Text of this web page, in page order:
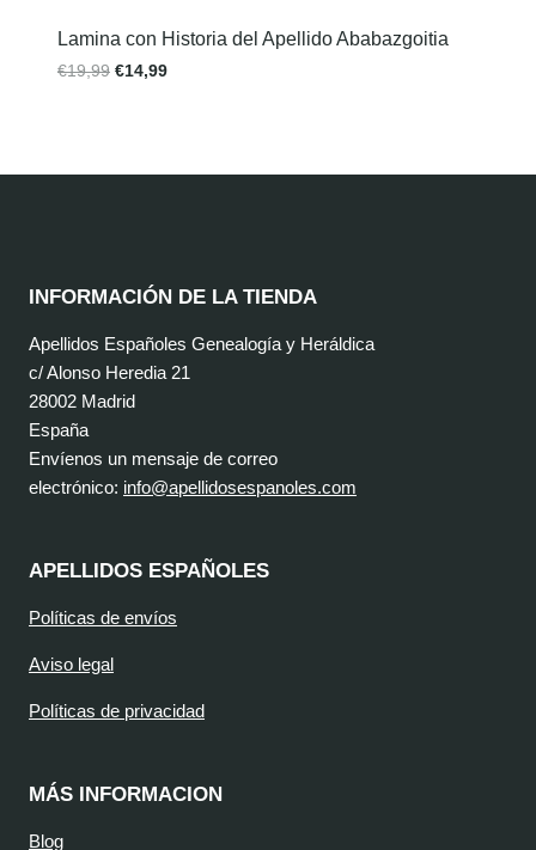
Lamina con Historia del Apellido Ababazgoitia
€19,99 €14,99
INFORMACIÓN DE LA TIENDA
Apellidos Españoles Genealogía y Heráldica
c/ Alonso Heredia 21
28002 Madrid
España
Envíenos un mensaje de correo
electrónico: info@apellidosespanoles.com
APELLIDOS ESPAÑOLES
Políticas de envíos
Aviso legal
Políticas de privacidad
MÁS INFORMACION
Blog